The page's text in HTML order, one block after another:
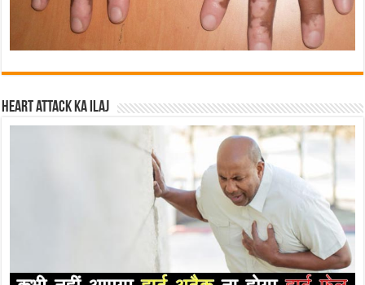
Heart attack ka ilaj